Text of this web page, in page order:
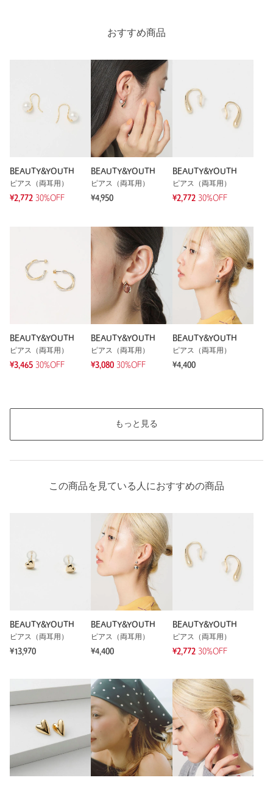
FREE
本体；・真鍮合金
-
原産国 -
1833-6-000141
おすすめ商品
BEAUTY&YOUTH
ピアス（両耳用）
¥2,772 30%OFF
BEAUTY&YOUTH
ピアス（両耳用）
¥4,950
BEAUTY&YOUTH
ピアス（両耳用）
¥2,772 30%OFF
BEAUTY&YOUTH
ピアス（両耳用）
¥3,465 30%OFF
BEAUTY&YOUTH
ピアス（両耳用）
¥3,080 30%OFF
BEAUTY&YOUTH
ピアス（両耳用）
¥4,400
もっと見る
この商品を見ている人におすすめの商品
BEAUTY&YOUTH
ピアス（両耳用）
¥13,970
BEAUTY&YOUTH
ピアス（両耳用）
¥4,400
BEAUTY&YOUTH
ピアス（両耳用）
¥2,772 30%OFF